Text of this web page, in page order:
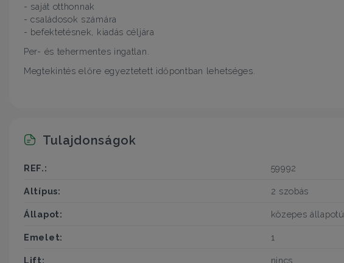
- saját otthonnak
- családosok számára
- befektetésnek, kiadás céljára
Per- és tehermentes ingatlan.
Megtekintés előre egyeztetett időpontban lehetséges.
Tulajdonságok
REF.: 59992
Altípus: 2 szobás
Állapot: közepes állapotú
Emelet: 1
Lift: nincs